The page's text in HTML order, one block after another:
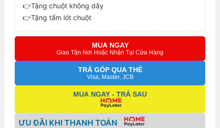
👉Tặng chuột không dây
👉Tặng tấm lót chuột
MUA NGAY
Giao Tận Nơi Hoặc Nhận Tại Cửa Hàng
TRẢ GÓP QUA THẺ
Visa, Master, JCB
MUA NGAY - TRẢ SAU
ƯU ĐÃI KHI THANH TOÁN